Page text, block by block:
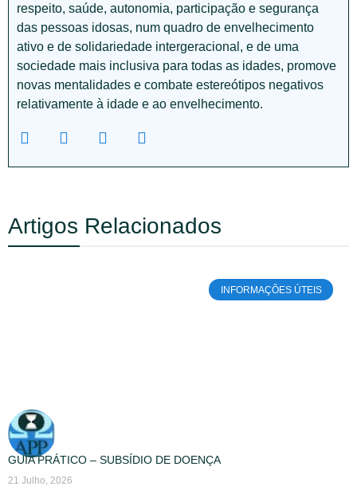
respeito, saúde, autonomia, participação e segurança
das pessoas idosas, num quadro de envelhecimento
ativo e de solidariedade intergeracional, e de uma
sociedade mais inclusiva para todas as idades, promove
novas mentalidades e combate estereótipos negativos
relativamente à idade e ao envelhecimento.
Artigos Relacionados
INFORMAÇÕES ÚTEIS
GUIA PRÁTICO – SUBSÍDIO DE DOENÇA
21 Julho, 2026